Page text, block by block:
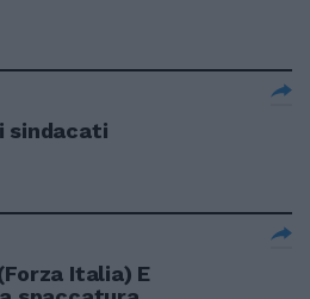
sindacati
Italia) E